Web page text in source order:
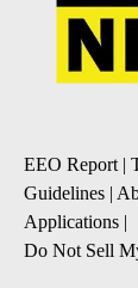
EEO Report|
Guidelines |
Applications |
Do Not Sell